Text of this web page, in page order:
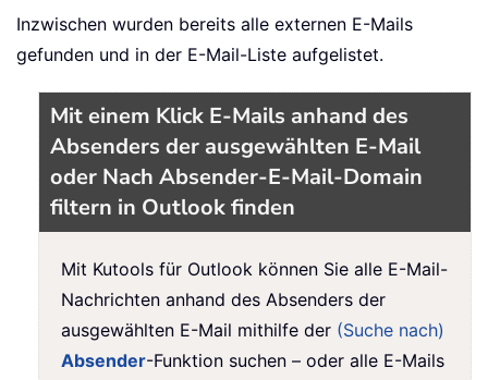
Inzwischen wurden bereits alle externen E-Mails
gefunden und in der E-Mail-Liste aufgelistet.
Mit einem Klick E-Mails anhand des
Absenders der ausgewählten E-Mail
oder Nach Absender-E-Mail-Domain
filtern in Outlook finden
Mit Kutools für Outlook können Sie alle E-Mail-
Nachrichten anhand des Absenders der
ausgewählten E-Mail mithilfe der (Suche nach)
Absender-Funktion suchen – oder alle E-Mails